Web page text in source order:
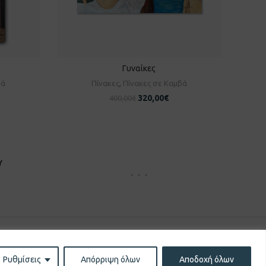
Ρυθμίσεις Απόρριψη όλων Αποδοχή όλων
ΠΡΟΣΘΉΚΗ ΣΤΟ ΚΑΛΆΘΙ
Γυναίκες
Πίνακες, Πίνακες σε Καμβά
320,00€